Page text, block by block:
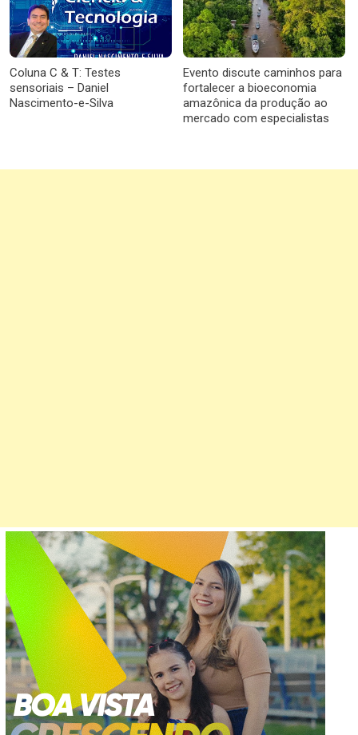
Coluna C & T: Testes
sensoriais – Daniel
Nascimento-e-Silva
Evento discute caminhos para
fortalecer a bioeconomia
amazônica da produção ao
mercado com especialistas